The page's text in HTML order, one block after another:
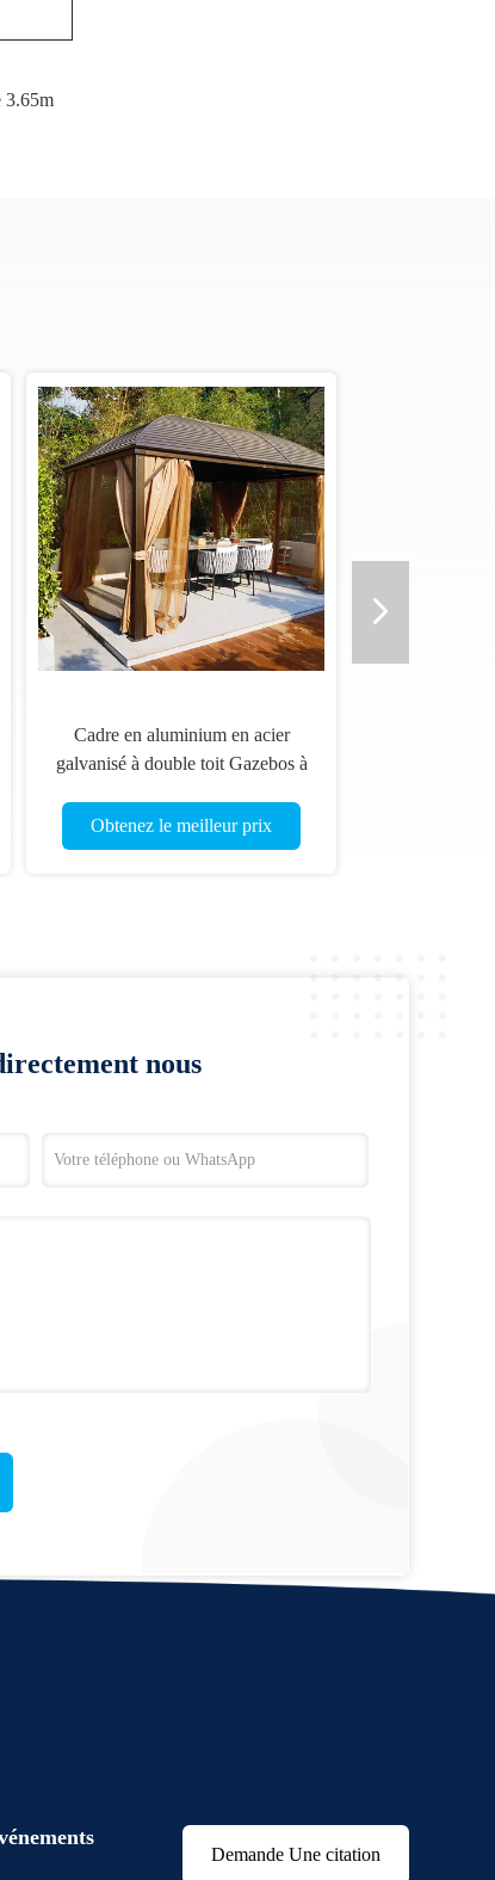
3.65m
Cadre en aluminium en acier
galvanisé à double toit Gazebos à
Obtenez le meilleur prix
nous
Demande Une citation